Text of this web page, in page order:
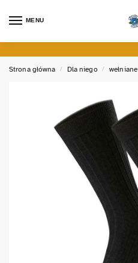
MENU
Strona główna / Dla niego / wełniane